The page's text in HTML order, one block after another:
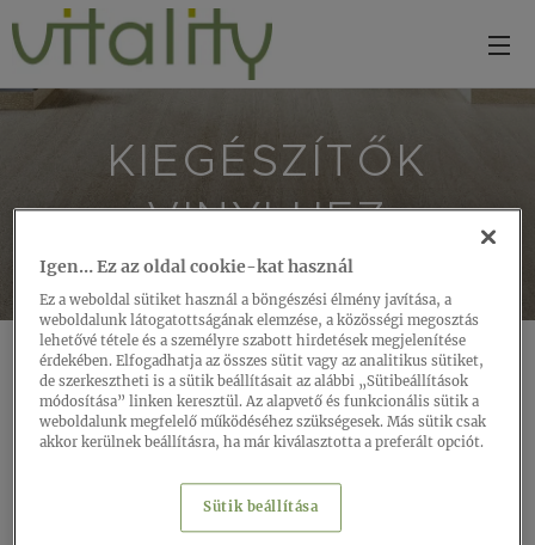
KIEGÉSZÍTŐK
VINYLHEZ
Beépít
ési
Szegél
ylécek
Igen… Ez az oldal cookie-kat használ
Ez a weboldal sütiket használ a böngészési élmény javítása, a
weboldalunk látogatottságának elemzése, a közösségi megosztás
lehetővé tétele és a személyre szabott hirdetések megjelenítése
érdekében. Elfogadhatja az összes sütit vagy az analitikus sütiket,
de szerkesztheti is a sütik beállításait az alábbi „Sütibeállítások
módosítása” linken keresztül. Az alapvető és funkcionális sütik a
weboldalunk megfelelő működéséhez szükségesek. Más sütik csak
akkor kerülnek beállításra, ha már kiválasztotta a preferált opciót.
Sütik beállítása